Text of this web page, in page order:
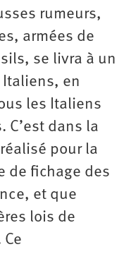
rumeurs,
armées de
se livra à un
en
les Italiens
dans la
pour la
de fichage des
et que
lois de